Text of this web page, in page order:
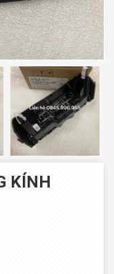
KÍNH